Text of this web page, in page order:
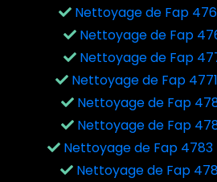
Nettoyage de Fap
Nettoyage de Fap
Nettoyage de Fap
Nettoyage de Fap
Nettoyage de Fap
Nettoyage de Fap
Nettoyage de Fap
Nettoyage de Fap